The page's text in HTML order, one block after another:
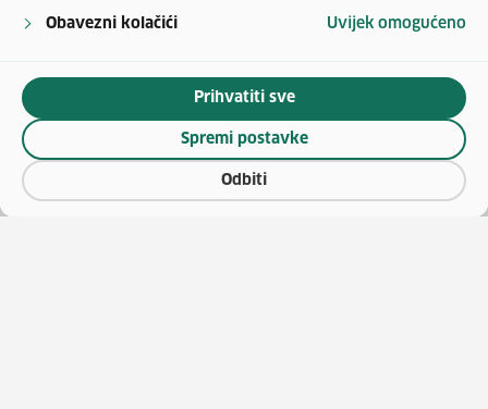
Obavezni kolačići Uvijek omogućeno
Odbiti
Spremi postavke
Prihvatiti sve